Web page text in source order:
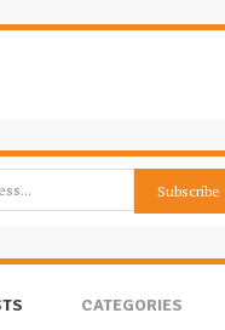
CATEGORIES